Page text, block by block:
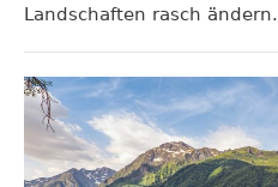
Landschaften rasch